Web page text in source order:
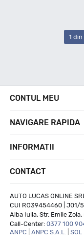
1 din
CONTUL MEU
NAVIGARE RAPIDA
INFORMATII
CONTACT
AUTO LUCAS ONLINE
CUI RO39454460 | J01/
Alba Iulia, Str. Emile Zola,
Call-Center: 0377 100
ANPC
ANPC S.A.L. SOL